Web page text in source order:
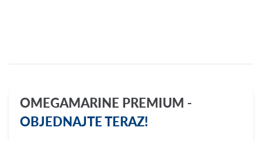
OMEGAMARINE PREMIUM -
OBJEDNAJTE TERAZ!